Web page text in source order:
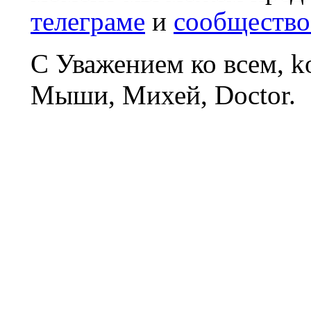
телеграме и
С Уважением ко всем,
Мыши, Михей, Doctor.